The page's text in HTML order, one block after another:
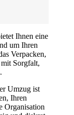
Ihnen eine
um Ihren
Verpacken,
Sorgfalt,
Umzug ist
Ihren
Organisation